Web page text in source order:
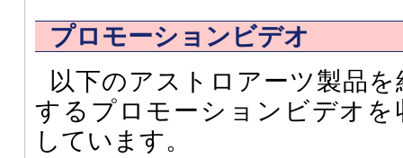
プロモーションビデオ
以下のアストロアーツ製品を
するプロモーションビデオを
しています。